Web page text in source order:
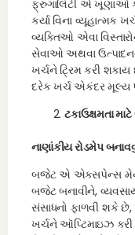
ફ્રુગાલિટી એ ખૂણાઓ
કર્યા વિના વ્યૂહાત્મક
વ્યક્તિઓ એવા
સેવાઓ અથવા
ખર્ચને ટ્રિમ કરી
દરેક ખર્ચ એકંદર મૂલ્ય
ટકાઉક્ષમતા
નાણાંકીય રોડમેપ
બજેટ એ એક્સપેન્સ
બજેટ બનાવીને,
સંસાધનો ફાળવી શકે
ખર્ચને ઑપ્ટિમાઇઝ કરી